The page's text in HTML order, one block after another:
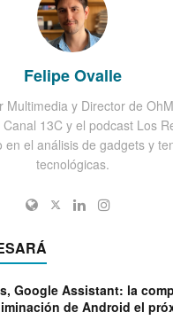
Felipe Ovalle
Multimedia y Director de
13C y el podcast Los
en el análisis de gadgets y
tecnológicas.
Google Assistant: la
de Android el